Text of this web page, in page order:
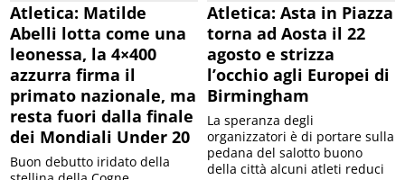
Atletica: Matilde
Abelli lotta come una
leonessa, la 4×400
azzurra firma il
primato nazionale, ma
resta fuori dalla finale
dei Mondiali Under 20
Buon debutto iridato della
Atletica: Asta in Piazza
torna ad Aosta il 22
agosto e strizza
l’occhio agli Europei di
Birmingham
La speranza degli
organizzatori è di portare sulla
pedana del salotto buono
della città alcuni atleti reduci